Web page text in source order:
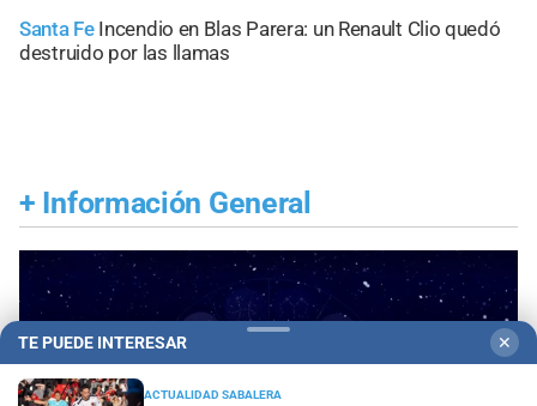
Santa Fe Incendio en Blas Parera: un Renault Clio quedó
destruido por las llamas
+ Información General
TE PUEDE INTERESAR ✕
ACTUALIDAD SABALERA